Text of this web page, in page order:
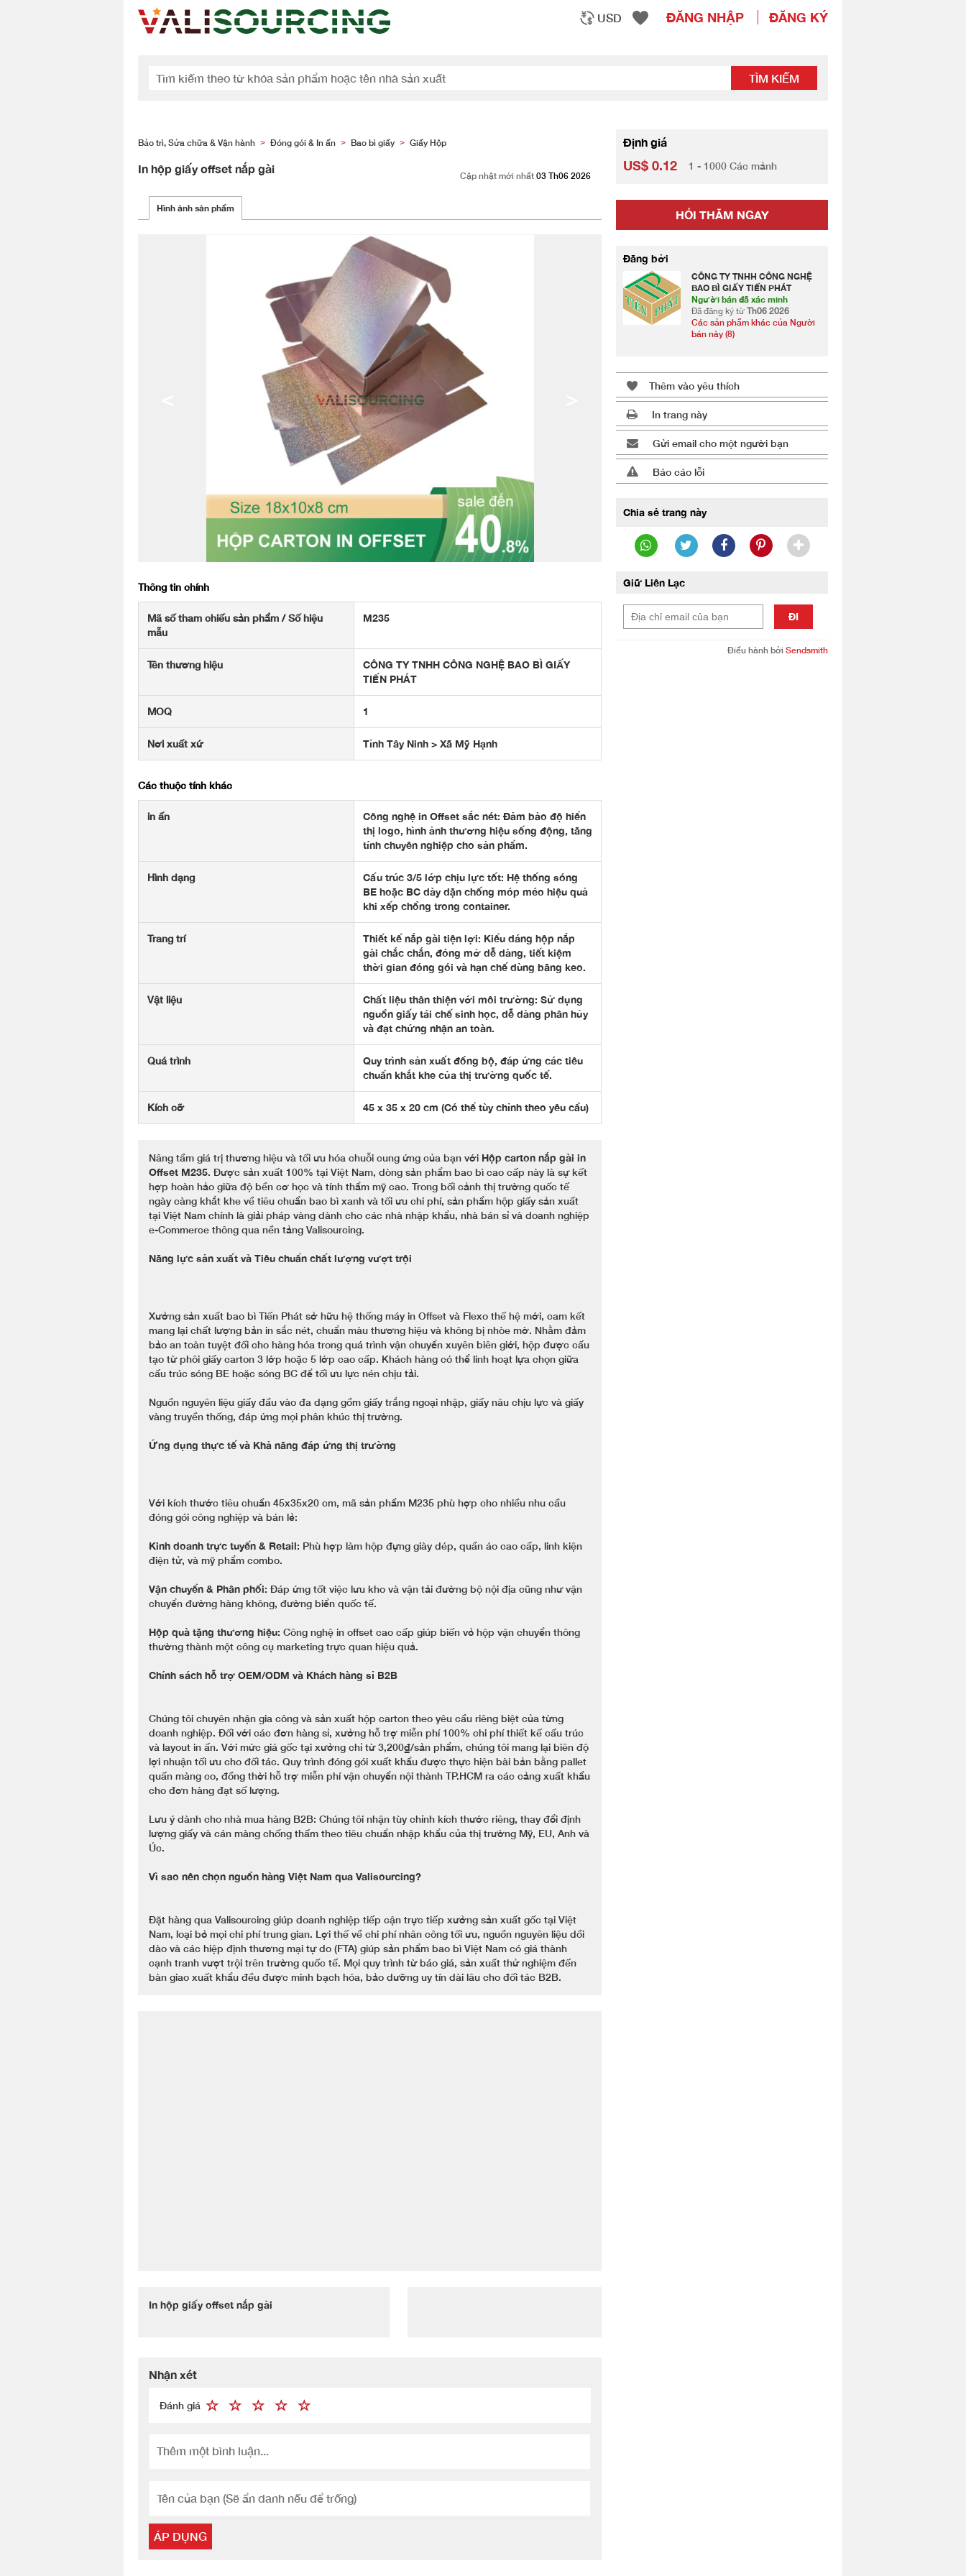
USD ĐĂNG NHẬP ĐĂNG KÝ
TÌM KIẾM
Bảo trì, Sửa chữa & Vận hành > Đóng gói & In ấn > Bao bì giấy > Giấy Hộp
In hộp giấy offset nắp gài
Cập nhật mới nhất 03 Th06 2026
Hình ảnh sản phẩm
Thông tin chính
Mã số tham chiếu sản phẩm / Số hiệu
mẫu
M235
Tên thương hiệu
CÔNG TY TNHH CÔNG NGHỆ BAO BÌ GIẤY
TIẾN PHÁT
MOQ 1
Nơi xuất xứ Tỉnh Tây Ninh > Xã Mỹ Hạnh
Các thuộc tính khác
in ấn
Công nghệ in Offset sắc nét: Đảm bảo độ hiển
thị logo, hình ảnh thương hiệu sống động, tăng
tính chuyên nghiệp cho sản phẩm.
Hình dạng
Cấu trúc 3/5 lớp chịu lực tốt: Hệ thống sóng
BE hoặc BC dày dặn chống móp méo hiệu quả
khi xếp chồng trong container.
Trang trí
Thiết kế nắp gài tiện lợi: Kiểu dáng hộp nắp
gài chắc chắn, đóng mở dễ dàng, tiết kiệm
thời gian đóng gói và hạn chế dùng băng keo.
Vật liệu
Chất liệu thân thiện với môi trường: Sử dụng
nguồn giấy tái chế sinh học, dễ dàng phân hủy
và đạt chứng nhận an toàn.
Quá trình
Quy trình sản xuất đồng bộ, đáp ứng các tiêu
chuẩn khắt khe của thị trường quốc tế.
Kích cỡ 45 x 35 x 20 cm (Có thể tùy chỉnh theo yêu cầu)
Nâng tầm giá trị thương hiệu và tối ưu hóa chuỗi cung ứng của bạn với Hộp carton nắp gài in
Offset M235. Được sản xuất 100% tại Việt Nam, dòng sản phẩm bao bì cao cấp này là sự kết
hợp hoàn hảo giữa độ bền cơ học và tính thẩm mỹ cao. Trong bối cảnh thị trường quốc tế
ngày càng khắt khe về tiêu chuẩn bao bì xanh và tối ưu chi phí, sản phẩm hộp giấy sản xuất
tại Việt Nam chính là giải pháp vàng dành cho các nhà nhập khẩu, nhà bán sỉ và doanh nghiệp
e-Commerce thông qua nền tảng Valisourcing.
Năng lực sản xuất và Tiêu chuẩn chất lượng vượt trội
Xưởng sản xuất bao bì Tiến Phát sở hữu hệ thống máy in Offset và Flexo thế hệ mới, cam kết
mang lại chất lượng bản in sắc nét, chuẩn màu thương hiệu và không bị nhòe mờ. Nhằm đảm
bảo an toàn tuyệt đối cho hàng hóa trong quá trình vận chuyển xuyên biên giới, hộp được cấu
tạo từ phôi giấy carton 3 lớp hoặc 5 lớp cao cấp. Khách hàng có thể linh hoạt lựa chọn giữa
cấu trúc sóng BE hoặc sóng BC để tối ưu lực nén chịu tải.
Nguồn nguyên liệu giấy đầu vào đa dạng gồm giấy trắng ngoại nhập, giấy nâu chịu lực và giấy
vàng truyền thống, đáp ứng mọi phân khúc thị trường.
Ứng dụng thực tế và Khả năng đáp ứng thị trường
Với kích thước tiêu chuẩn 45x35x20 cm, mã sản phẩm M235 phù hợp cho nhiều nhu cầu
đóng gói công nghiệp và bán lẻ:
Kinh doanh trực tuyến & Retail: Phù hợp làm hộp đựng giày dép, quần áo cao cấp, linh kiện
điện tử, và mỹ phẩm combo.
Vận chuyển & Phân phối: Đáp ứng tốt việc lưu kho và vận tải đường bộ nội địa cũng như vận
chuyển đường hàng không, đường biển quốc tế.
Hộp quà tặng thương hiệu: Công nghệ in offset cao cấp giúp biến vỏ hộp vận chuyển thông
thường thành một công cụ marketing trực quan hiệu quả.
Chính sách hỗ trợ OEM/ODM và Khách hàng sỉ B2B
Chúng tôi chuyên nhận gia công và sản xuất hộp carton theo yêu cầu riêng biệt của từng
doanh nghiệp. Đối với các đơn hàng sỉ, xưởng hỗ trợ miễn phí 100% chi phí thiết kế cấu trúc
và layout in ấn. Với mức giá gốc tại xưởng chỉ từ 3,200₫/sản phẩm, chúng tôi mang lại biên độ
lợi nhuận tối ưu cho đối tác. Quy trình đóng gói xuất khẩu được thực hiện bài bản bằng pallet
quấn màng co, đồng thời hỗ trợ miễn phí vận chuyển nội thành TP.HCM ra các cảng xuất khẩu
cho đơn hàng đạt số lượng.
Lưu ý dành cho nhà mua hàng B2B: Chúng tôi nhận tùy chỉnh kích thước riêng, thay đổi định
lượng giấy và cán màng chống thấm theo tiêu chuẩn nhập khẩu của thị trường Mỹ, EU, Anh và
Úc.
Vì sao nên chọn nguồn hàng Việt Nam qua Valisourcing?
Đặt hàng qua Valisourcing giúp doanh nghiệp tiếp cận trực tiếp xưởng sản xuất gốc tại Việt
Nam, loại bỏ mọi chi phí trung gian. Lợi thế về chi phí nhân công tối ưu, nguồn nguyên liệu dồi
dào và các hiệp định thương mại tự do (FTA) giúp sản phẩm bao bì Việt Nam có giá thành
cạnh tranh vượt trội trên trường quốc tế. Mọi quy trình từ báo giá, sản xuất thử nghiệm đến
bàn giao xuất khẩu đều được minh bạch hóa, bảo dưỡng uy tín dài lâu cho đối tác B2B.
In hộp giấy offset nắp gài
Định giá
US$ 0.12 1 - 1000 Các mảnh
HỎI THĂM NGAY
Đăng bởi
CÔNG TY TNHH CÔNG NGHỆ
BAO BÌ GIẤY TIẾN PHÁT
Người bán đã xác minh
Đã đăng ký từ Th06 2026
Các sản phẩm khác của Người
bán này (8)
Thêm vào yêu thích
In trang này
Gửi email cho một người bạn
Báo cáo lỗi
Chia sẻ trang này
Giữ Liên Lạc
ĐI
Điều hành bởi Sendsmith
Nhận xét
Đánh giá
ÁP DỤNG